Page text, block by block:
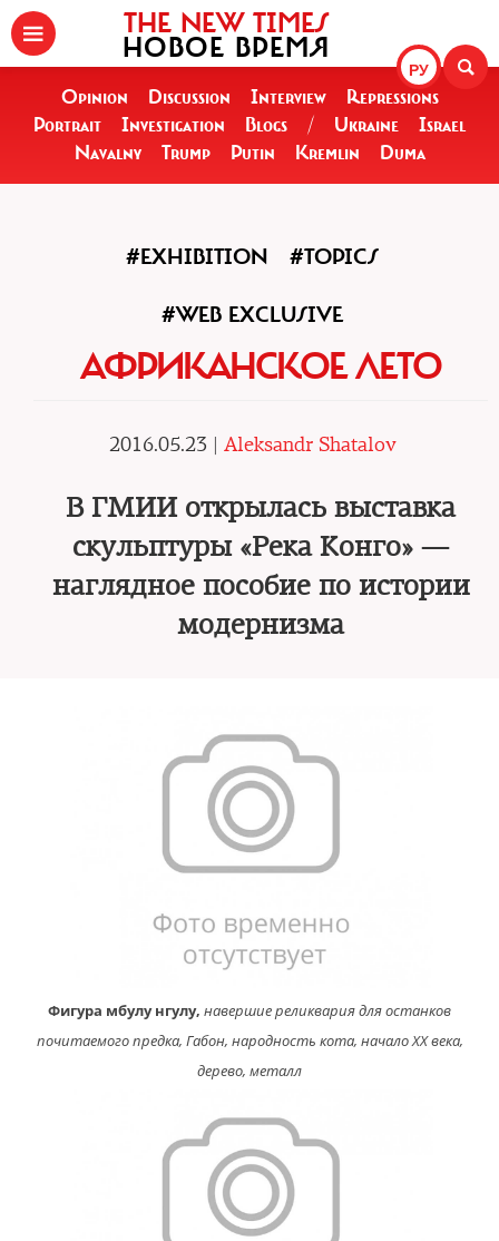
РУ
THE NEW TIMES
НОВОЕ ВРЕМЯ
Opinion Discussion Interview
Repressions
Portrait
Investigation Blogs / Ukraine
Israel
Navalny
Trump Putin Kremlin Duma
#EXHIBITION #TOPICS
#WEB EXCLUSIVE
АФРИКАНСКОЕ ЛЕТО
2016.05.23 | Aleksandr Shatalov
В ГМИИ открылась выставка
скульптуры «Река Конго» —
наглядное пособие по истории
модернизма
Фигура мбулу нгулу, навершие реликвария для останков
почитаемого предка, Габон, народность кота, начало XX века,
дерево, металл